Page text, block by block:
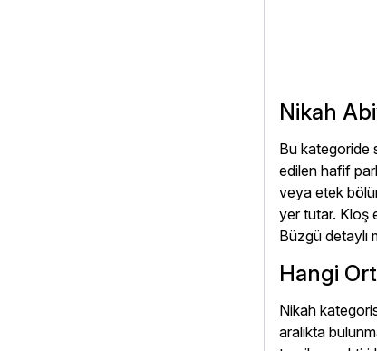
Nikah
Bu kategoride
edilen hafif
veya etek
yer tutar. Kloş
Büzgü detaylı
Hangi
Nikah
aralıkta